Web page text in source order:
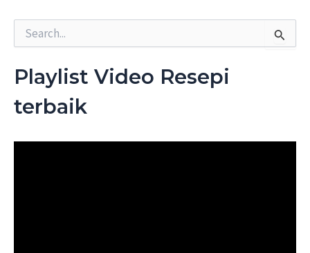
r
c
f
Playlist Video Resepi
terbaik